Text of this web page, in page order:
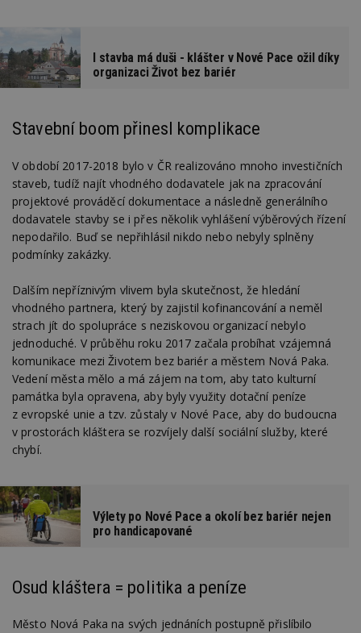
I stavba má duši - klášter v Nové Pace ožil díky
organizaci Život bez bariér
Stavební boom přinesl komplikace
V období 2017-2018 bylo v ČR realizováno mnoho investičních
staveb, tudíž najít vhodného dodavatele jak na zpracování
projektové prováděcí dokumentace a následně generálního
dodavatele stavby se i přes několik vyhlášení výběrových řízení
nepodařilo. Buď se nepřihlásil nikdo nebo nebyly splněny
podmínky zakázky.
Dalším nepříznivým vlivem byla skutečnost, že hledání
vhodného partnera, který by zajistil kofinancování a neměl
strach jít do spolupráce s neziskovou organizací nebylo
jednoduché. V průběhu roku 2017 začala probíhat vzájemná
komunikace mezi Životem bez bariér a městem Nová Paka.
Vedení města mělo a má zájem na tom, aby tato kulturní
památka byla opravena, aby byly využity dotační peníze
z evropské unie a tzv. zůstaly v Nové Pace, aby do budoucna
v prostorách kláštera se rozvíjely další sociální služby, které
chybí.
Výlety po Nové Pace a okolí bez bariér nejen
pro handicapované
Osud kláštera = politika a peníze
Město Nová Paka na svých jednáních postupně přislíbilo